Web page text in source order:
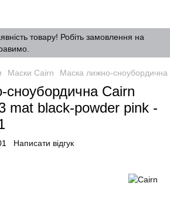
товару! Робіть замовлення на
Маски Cairn Маска лижно-
Cairn
mat black-powder pink -
Написати відгук